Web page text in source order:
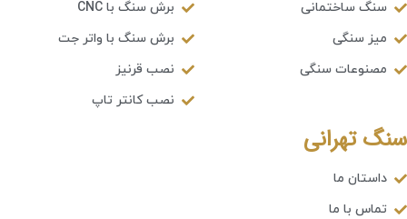
سنگ ساختمانی
میز سنگی
مصنوعات سنگی
برش سنگ با CNC
برش سنگ با واتر جت
نصب قرنیز
نصب کانتر تاپ
سنگ تهرانی
داستان ما
تماس با ما